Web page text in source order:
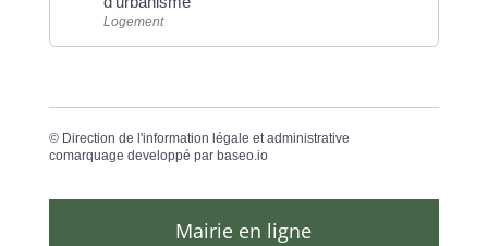
Logement
© Direction de l'information légale et administrative
comarquage developpé par baseo.io
Mairie en ligne